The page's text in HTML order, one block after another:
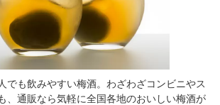
でも飲みやすい梅酒。わざわざコンビニやス
、通販なら気軽に全国各地のおいしい梅酒が